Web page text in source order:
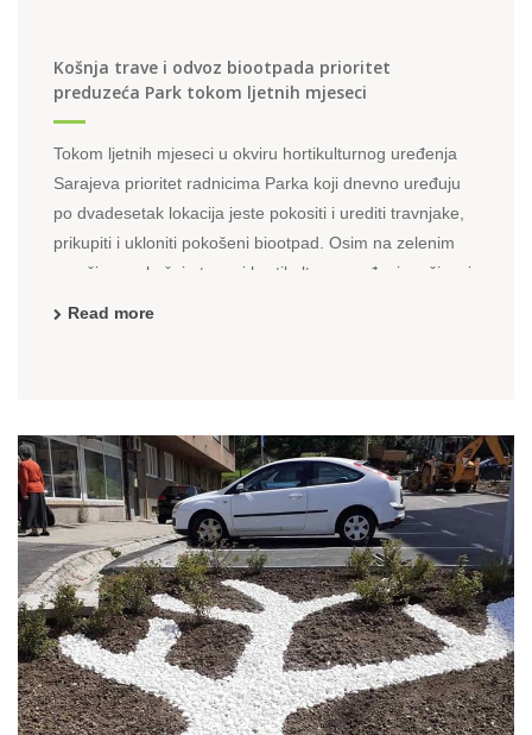
Košnja trave i odvoz biootpada prioritet
preduzeća Park tokom ljetnih mjeseci
Tokom ljetnih mjeseci u okviru hortikulturnog uređenja
Sarajeva prioritet radnicima Parka koji dnevno uređuju
po dvadesetak lokacija jeste pokositi i urediti travnjake,
prikupiti i ukloniti pokošeni biootpad. Osim na zelenim
površinama košnja trave i hortikultuno uređenje vrši se i
Read more